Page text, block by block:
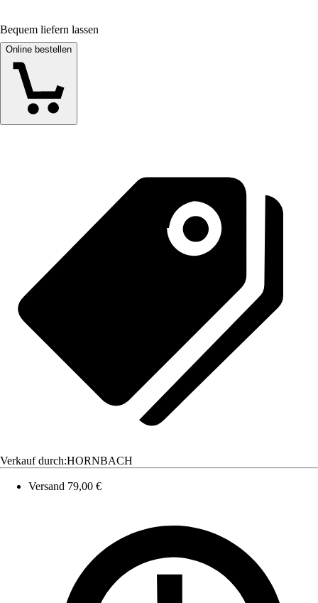
Bequem liefern lassen
Online bestellen
Verkauf durch:HORNBACH
Versand 79,00 €